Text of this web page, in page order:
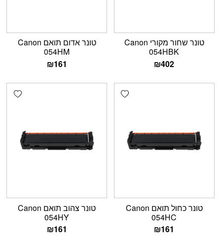
טונר שחור מקורי Canon
054HBK
₪402
טונר אדום תואם Canon
054HM
₪161
Add wishlist
טונר כחול תואם Canon
054HC
₪161
טונר צהוב תואם Canon
054HY
₪161